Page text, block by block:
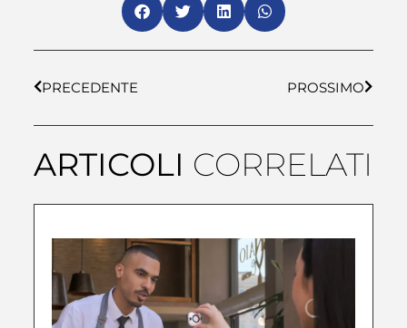
PRECEDENTE PROSSIMO
ARTICOLI CORRELATI